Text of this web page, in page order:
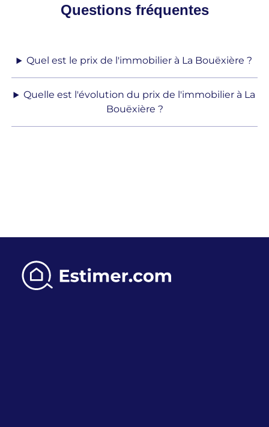
Questions fréquentes
Quel est le prix de l'immobilier à La Bouëxière ?
Quelle est l'évolution du prix de l'immobilier à La
Bouëxière ?